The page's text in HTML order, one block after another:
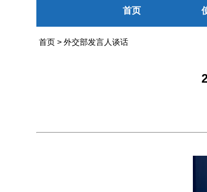
首页
首页> 外交部发言人谈话